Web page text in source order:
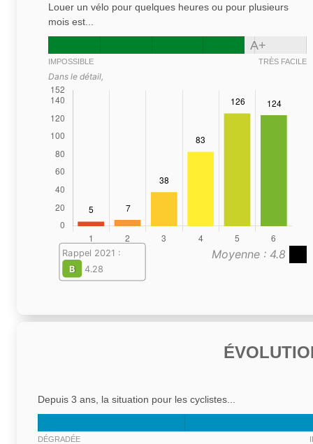
Louer un vélo pour quelques heures ou pour plusieurs
mois est...
A+
IMPOSSIBLE TRÈS FACILE
Dans le détail,
Moyenne : 4.8
Rappel 2021 :
B
4.28
Depuis 3 ans, la situation pour les cyclistes...
DÉGRADÉE